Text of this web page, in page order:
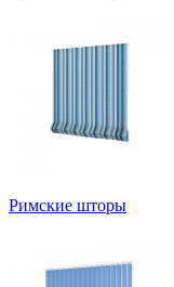
Римские шторы